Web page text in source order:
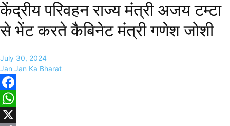
केंद्रीय परिवहन राज्य मंत्री अजय टम्टा
से भेंट करते कैबिनेट मंत्री गणेश जोशी
July 30, 2024
Jan Jan Ka Bharat
Facebook
WhatsApp